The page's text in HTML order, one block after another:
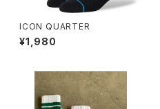
ICON QUARTER
¥1,980